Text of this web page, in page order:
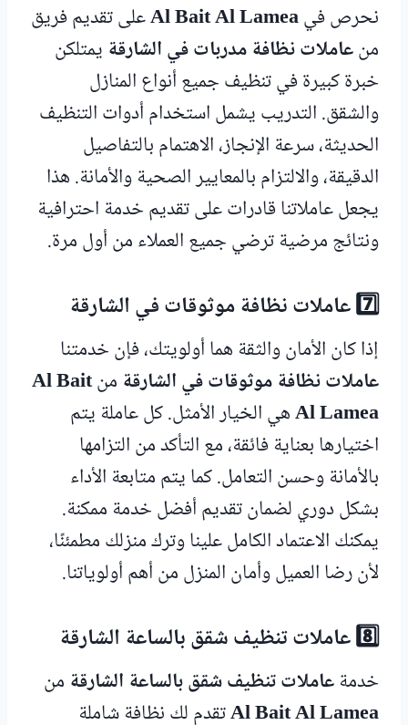
نحرص فيAl Bait Al Lameaعلى تقديم فريق
منعاملات نظافة مدربات في الشارقة يمتلكن
خبرة كبيرة في تنظيف جميع أنواع المنازل
والشقق. التدريب يشمل استخدام أدوات التنظيف
الحديثة، سرعة الإنجاز، الاهتمام بالتفاصيل
الدقيقة، والالتزام بالمعايير الصحية والأمانة. هذا
يجعل عاملاتنا قادرات على تقديم خدمة احترافية
ونتائج مرضية ترضي جميع العملاء من أول مرة.
7️⃣ عاملات نظافة موثوقات في الشارقة
إذا كان الأمان والثقة هما أولويتك، فإن خدمتنا
عاملات نظافة موثوقات في الشارقة منAl Bait
Al Lameaهي الخيار الأمثل. كل عاملة يتم
اختيارها بعناية فائقة، مع التأكد من التزامها
بالأمانة وحسن التعامل. كما يتم متابعة الأداء
بشكل دوري لضمان تقديم أفضل خدمة ممكنة.
يمكنك الاعتماد الكامل علينا وترك منزلك مطمئنًا،
لأن رضا العميل وأمان المنزل من أهم أولوياتنا.
8️⃣ عاملات تنظيف شقق بالساعة الشارقة
خدمةعاملات تنظيف شقق بالساعة الشارقة من
Al Bait Al Lameaتقدم لك نظافة شاملة